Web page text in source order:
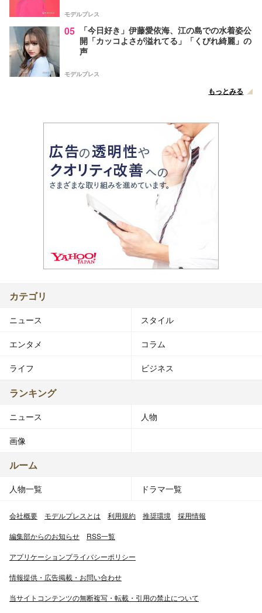
モデルプレス
05
「今日好き」伊藤愛依海、江の島での水着姿公
開「カッコよさが溢れてる」「くびれ綺麗」の
声
モデルプレス
もっとみる
カテゴリ
ニュース スタイル
エンタメ コラム
ライフ ビジネス
ランキング
ニュース 人物
画像
ルーム
人物一覧 ドラマ一覧
会社概要 モデルプレスとは 利用規約 推奨環境 採用情報
編集部からのお知らせ RSS一覧
アプリケーションプライバシーポリシー
情報提供・広告掲載・お問い合わせ
当サイトコンテンツの無断複写・転載・引用の禁止について